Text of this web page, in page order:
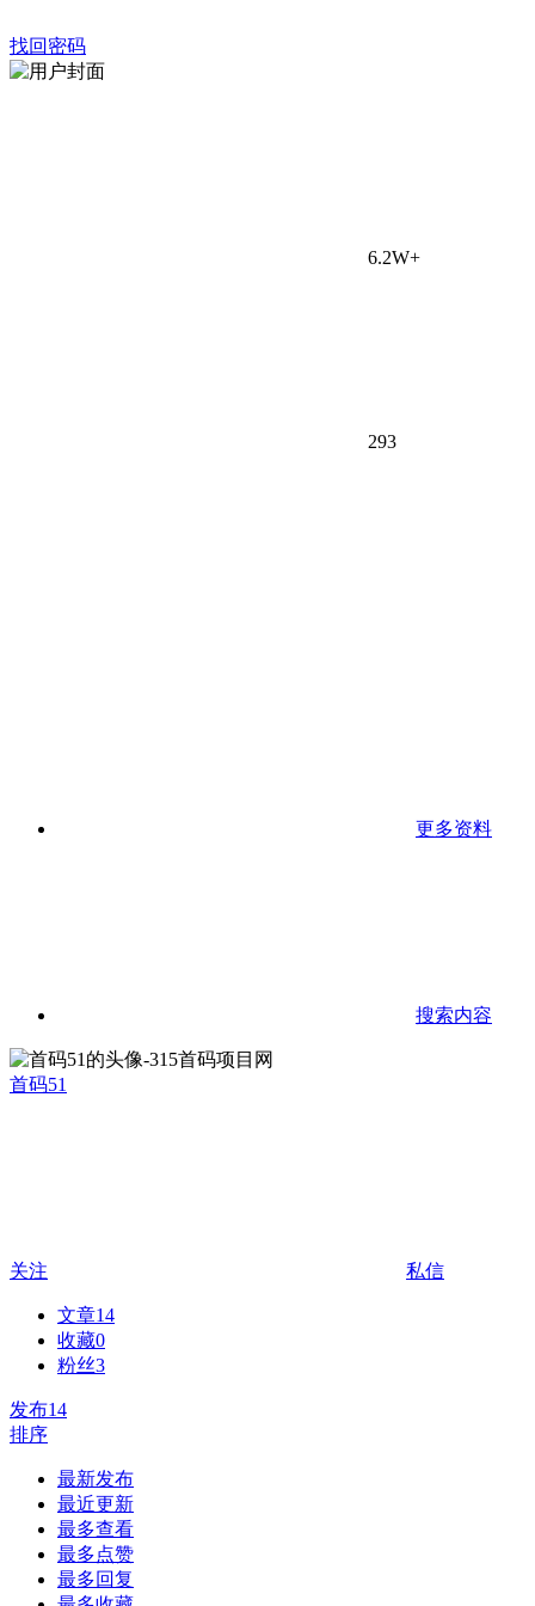
找回密码
6.2W+
293
更多资料
搜索内容
首码51
关注 私信
文章14
收藏0
粉丝3
发布14
排序
最新发布
最近更新
最多查看
最多点赞
最多回复